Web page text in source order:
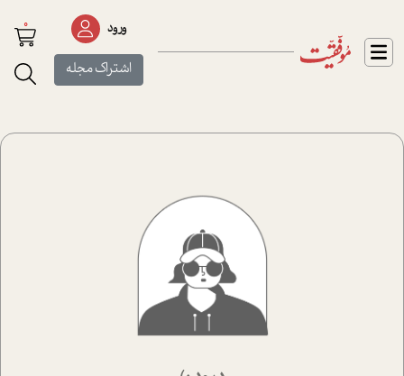
ورود
اشتراک مجله
0